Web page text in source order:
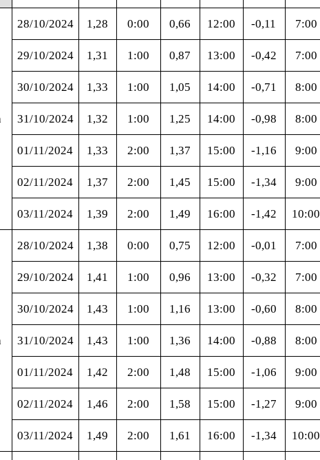
28/10/2024 1,28 0:00 0,66 12:00 -0,11 7:00
29/10/2024 1,31 1:00 0,87 13:00 -0,42 7:00
30/10/2024 1,33 1:00 1,05 14:00 -0,71 8:00
31/10/2024 1,32 1:00 1,25 14:00 -0,98 8:00
01/11/2024 1,33 2:00 1,37 15:00 -1,16 9:00
02/11/2024 1,37 2:00 1,45 15:00 -1,34 9:00
03/11/2024 1,39 2:00 1,49 16:00 -1,42 10:00
28/10/2024 1,38 0:00 0,75 12:00 -0,01 7:00
29/10/2024 1,41 1:00 0,96 13:00 -0,32 7:00
30/10/2024 1,43 1:00 1,16 13:00 -0,60 8:00
31/10/2024 1,43 1:00 1,36 14:00 -0,88 8:00
01/11/2024 1,42 2:00 1,48 15:00 -1,06 9:00
02/11/2024 1,46 2:00 1,58 15:00 -1,27 9:00
03/11/2024 1,49 2:00 1,61 16:00 -1,34 10:00